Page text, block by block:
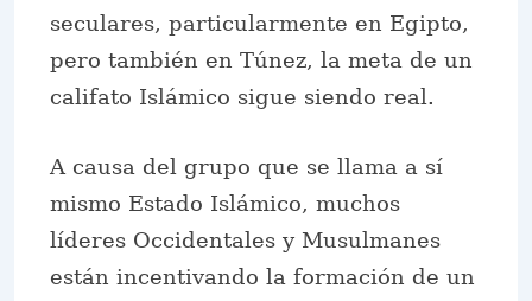
seculares, particularmente en Egipto,
pero también en Túnez, la meta de un
califato Islámico sigue siendo real.
A causa del grupo que se llama a sí
mismo Estado Islámico, muchos
líderes Occidentales y Musulmanes
están incentivando la formación de un